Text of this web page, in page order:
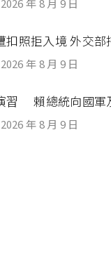
2026 年 8 月 9 日
扣照拒入境 外交部
2026 年 8 月 9 日
習 賴總統向國軍
2026 年 8 月 9 日